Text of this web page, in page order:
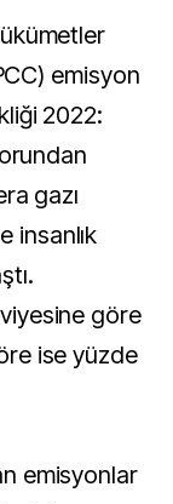
emisyon
2022:
gazı
insanlık
göre
ise yüzde
emisyonlar